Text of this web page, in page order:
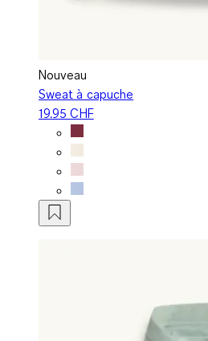
Nouveau
Sweat à capuche
19.95 CHF